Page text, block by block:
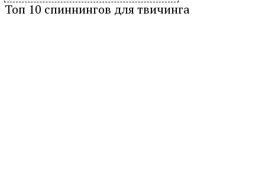
Топ 10 спиннингов для твичинга